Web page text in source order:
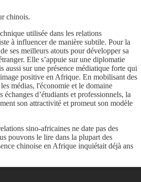
chinois.
utilisée dans les relations
à influencer de manière subtile. Pour la
ses meilleurs atouts pour développer sa
Elle s’appuie sur une diplomatie
aussi sur une présence médiatique forte qui
positive en Afrique. En mobilisant des
médias, l'économie et le domaine
échanges d’étudiants et professionnels, la
son attractivité et promeut son modèle
sino-africaines ne date pas des
pouvons le lire dans la plupart des
chinoise en Afrique inquiétait déjà ans